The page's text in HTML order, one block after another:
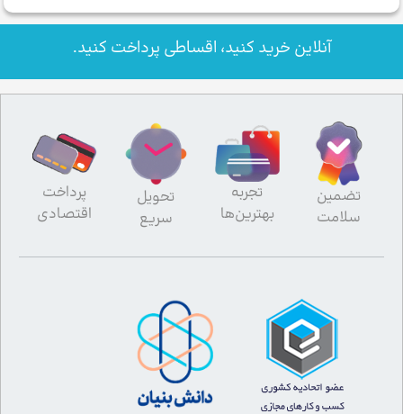
آنلاین خرید کنید، اقساطی پرداخت کنید.
تضمین
سلامت
تجربه
بهترین‌ها
تحویل
سریع
پرداخت
اقتصادی